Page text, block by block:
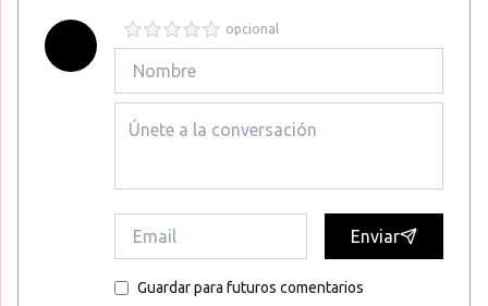
opcional
Enviar
Guardar para futuros comentarios